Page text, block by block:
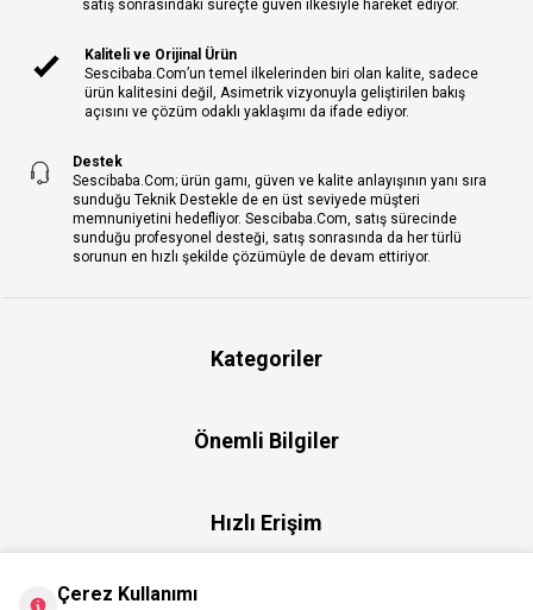
satış sonrasındaki süreçte güven ilkesiyle hareket ediyor.
Kaliteli ve Orijinal Ürün
Sescibaba.Com’un temel ilkelerinden biri olan kalite, sadece
ürün kalitesini değil, Asimetrik vizyonuyla geliştirilen bakış
açısını ve çözüm odaklı yaklaşımı da ifade ediyor.
Destek
Sescibaba.Com; ürün gamı, güven ve kalite anlayışının yanı sıra
sunduğu Teknik Destekle de en üst seviyede müşteri
memnuniyetini hedefliyor. Sescibaba.Com, satış sürecinde
sunduğu profesyonel desteği, satış sonrasında da her türlü
sorunun en hızlı şekilde çözümüyle de devam ettiriyor.
Kategoriler
Önemli Bilgiler
Hızlı Erişim
Çerez Kullanımı